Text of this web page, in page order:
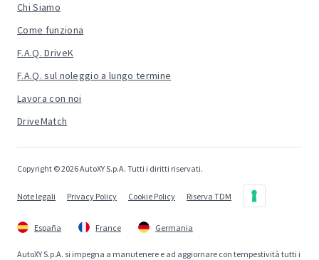
Chi Siamo
Come funziona
F.A.Q. DriveK
F.A.Q. sul noleggio a lungo termine
Lavora con noi
DriveMatch
Copyright © 2026 AutoXY S.p.A. Tutti i diritti riservati.
Note legali Privacy Policy Cookie Policy Riserva TDM
España France Germania
AutoXY S.p.A. si impegna a manutenere e ad aggiornare con tempestività tutti i